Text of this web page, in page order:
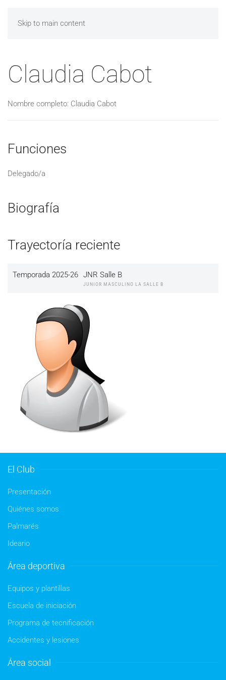
Skip to main content
Claudia Cabot
Nombre completo: Claudia Cabot
Funciones
Delegado/a
Biografía
Trayectoría reciente
Temporada 2025-26 JNR Salle B
JUNIOR MASCULINO LA SALLE B
El Club
Presentación
Quiénes somos
Palmarés
Ideario
Área deportiva
Equipos y plantillas
Escuela de iniciación
Programa de tecnificación
Accidentes y lesiones
Área social